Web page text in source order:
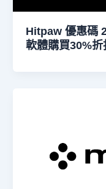
Hitpaw 優惠碼
軟體購買30%折